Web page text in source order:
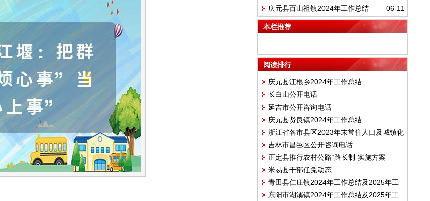
06-11
庆元县百山祖镇2024年工作总结
本栏推荐
阅读排行
庆元县江根乡2024年工作总结
长白山公开电话
延吉市公开咨询电话
庆元县贤良镇2024年工作总结
浙江省各市县区2023年末常住人口及城镇化
率
吉林市昌邑区公开咨询电话
正定县推行农村公路“路长制”实施方案
米易县干部任免动态
青田县仁庄镇2024年工作总结及2025年工
作目标
东阳市湖溪镇2024年工作总结及2025年工